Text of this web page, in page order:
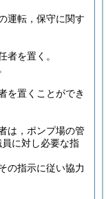
運転，保守に関す
者を置く。
を置くことができ
は，ポンプ場の管
に対し必要な指
の指示に従い協力